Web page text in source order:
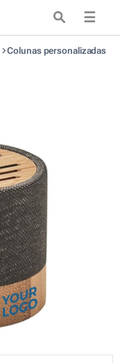
☰
Colunas personalizadas